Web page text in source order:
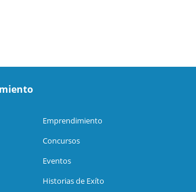
Emprendimiento
Concursos
Eventos
Historias de Exíto